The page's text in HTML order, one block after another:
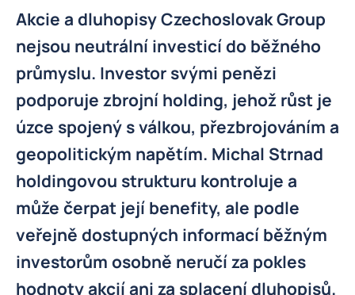
Akcie a dluhopisy Czechoslovak Group
nejsou neutrální investicí do běžného
průmyslu. Investor svými penězi
podporuje zbrojní holding, jehož růst je
úzce spojený s válkou, přezbrojováním a
geopolitickým napětím. Michal Strnad
holdingovou strukturu kontroluje a
může čerpat její benefity, ale podle
veřejně dostupných informací běžným
investorům osobně neručí za pokles
hodnoty akcií ani za splacení dluhopisů.